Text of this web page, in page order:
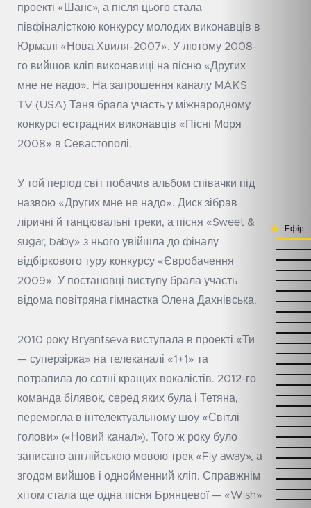
проекті «Шанс», а після цього стала
півфіналісткою конкурсу молодих виконавців в
Юрмалі «Нова Хвиля-2007». У лютому 2008-
го вийшов кліп виконавиці на пісню «Других
мне не надо». На запрошення каналу MAKS
TV (USA) Таня брала участь у міжнародному
конкурсі естрадних виконавців «Пісні Моря
2008» в Севастополі.
У той період світ побачив альбом співачки під
назвою «Других мне не надо». Диск зібрав
ліричні й танцювальні треки, а пісня «Sweet &
sugar, baby» з нього увійшла до фіналу
відбіркового туру конкурсу «Євробачення
2009». У постановці виступу брала участь
відома повітряна гімнастка Олена Дахнівська.
2010 року Bryantseva виступала в проекті «Ти
— суперзірка» на телеканалі «1+1» та
потрапила до сотні кращих вокалістів. 2012-го
команда білявок, серед яких була і Тетяна,
перемогла в інтелектуальному шоу «Світлі
голови» («Новий канал»). Того ж року було
записано англійською мовою трек «Fly away», а
згодом вийшов і однойменний кліп. Справжнім
хітом стала ще одна пісня Брянцевої — «Wish»
Ефір